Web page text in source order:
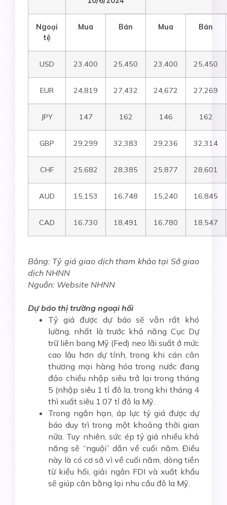
Ngoại
tệ
Mua Bán Mua Bán
USD 23,400 25,450 23,400 25,450
EUR 24,819 27,432 24,672 27,269
JPY 147 162 146 162
GBP 29,299 32,383 29,236 32,314
CHF 25,682 28,385 25,877 28,601
AUD 15,153 16,748 15,240 16,845
CAD 16,730 18,491 16,780 18,547
Bảng: Tỷ giá giao dịch tham khảo tại Sở giao
dịch NHNN
Nguồn: Website NHNN
Dự báo thị trường ngoại hối
Tỷ giá được dự báo sẽ vẫn rất khó
lường, nhất là trước khả năng Cục Dự
trữ liên bang Mỹ (Fed) neo lãi suất ở mức
cao lâu hơn dự tính, trong khi cán cân
thương mại hàng hóa trong nước đang
đảo chiều nhập siêu trở lại trong tháng
5 (nhập siêu 1 tỉ đô la, trong khi tháng 4
thì xuất siêu 1.07 tỉ đô la Mỹ.
Trong ngắn hạn, áp lực tỷ giá được dự
báo duy trì trong một khoảng thời gian
nữa. Tuy nhiên, sức ép tỷ giá nhiều khả
năng sẽ “nguội” dần về cuối năm. Điều
này là có cơ sở vì về cuối năm, dòng tiền
từ kiều hối, giải ngân FDI và xuất khẩu
sẽ giúp cân bằng lại nhu cầu đô la Mỹ.